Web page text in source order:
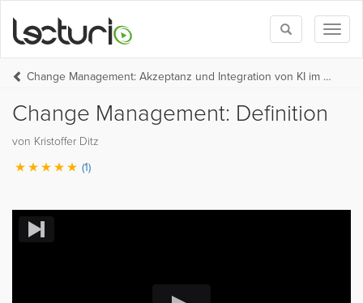
Toggle
search
Change Management: Akzeptanz und Integration von KI im Unternehmen
Change Management: Definition
von Kristoffer Ditz
(1)